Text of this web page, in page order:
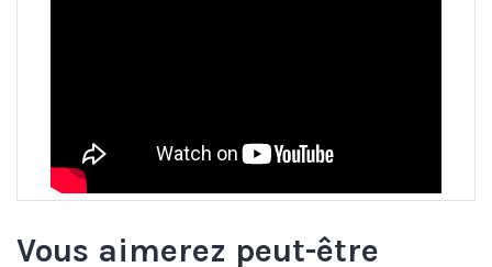
Vous aimerez peut-être